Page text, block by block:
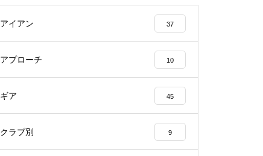
アイアン 37
アプローチ 10
ギア 45
クラブ別 9